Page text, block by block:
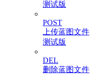
测试版
POST
上传蓝图文件
测试版
DEL
删除蓝图文件